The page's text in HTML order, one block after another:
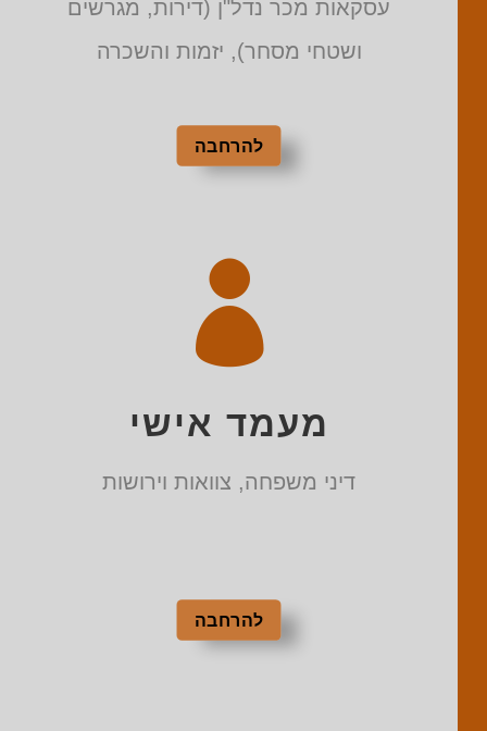
עסקאות מכר נדל"ן (דירות, מגרשים
ושטחי מסחר), יזמות והשכרה
להרחבה

מעמד אישי
דיני משפחה, צוואות וירושות
להרחבה